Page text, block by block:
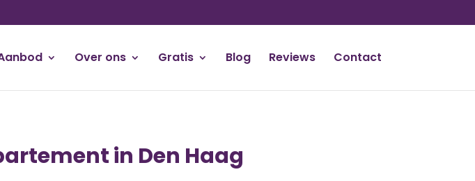
Over ons Gratis Blog Reviews Contact
in Den Haag